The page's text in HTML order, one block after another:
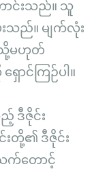
ောင်းသည်။ သူ
သည်။ မျက်လုံး
သို့မဟုတ်
ောင်ကြဉ်ပါ။
ဒီဇိုင်း
းတို့၏ ဒီဇိုင်း
သက်တောင့်